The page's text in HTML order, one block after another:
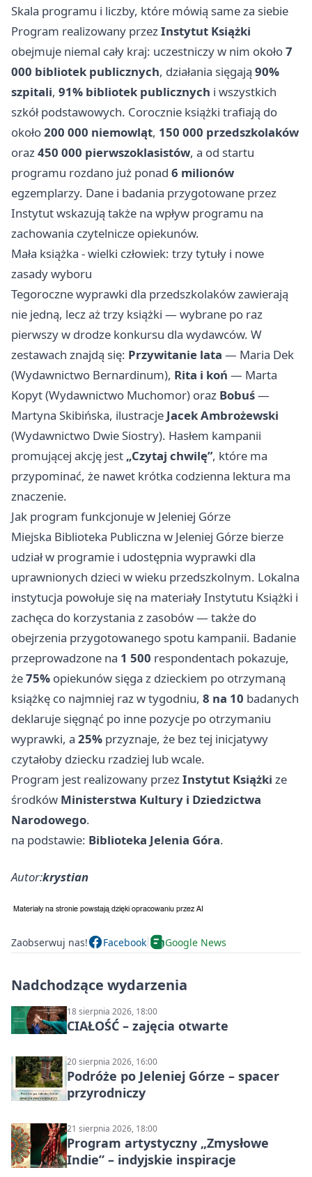
Skala programu i liczby, które mówią same za siebie
Program realizowany przezInstytut Książki
obejmuje niemal cały kraj: uczestniczy w nim około7
000 bibliotek publicznych, działania sięgają 90%
szpitali, 91% bibliotek publicznych i wszystkich
szkół podstawowych. Corocznie książki trafiają do
około200 000 niemowląt, 150 000 przedszkolaków
oraz450 000 pierwszoklasistów, a od startu
programu rozdano już ponad 6 milionów
egzemplarzy. Dane i badania przygotowane przez
Instytut wskazują także na wpływ programu na
zachowania czytelnicze opiekunów.
Mała książka - wielki człowiek: trzy tytuły i nowe
zasady wyboru
Tegoroczne wyprawki dla przedszkolaków zawierają
nie jedną, lecz aż trzy książki — wybrane po raz
pierwszy w drodze konkursu dla wydawców. W
zestawach znajdą się: Przywitanie lata — Maria Dek
(Wydawnictwo Bernardinum), Rita i koń — Marta
Kopyt (Wydawnictwo Muchomor) oraz Bobuś—
Martyna Skibińska, ilustracje Jacek Ambrożewski
(Wydawnictwo Dwie Siostry). Hasłem kampanii
promującej akcję jest „Czytaj chwilę”, które ma
przypominać, że nawet krótka codzienna lektura ma
znaczenie.
Jak program funkcjonuje w Jeleniej Górze
Miejska Biblioteka Publiczna w Jeleniej Górze bierze
udział w programie i udostępnia wyprawki dla
uprawnionych dzieci w wieku przedszkolnym. Lokalna
instytucja powołuje się na materiały Instytutu Książki i
zachęca do korzystania z zasobów — także do
obejrzenia przygotowanego spotu kampanii. Badanie
przeprowadzone na 1 500 respondentach pokazuje,
że75% opiekunów sięga z dzieckiem po otrzymaną
książkę co najmniej raz w tygodniu, 8 na 10 badanych
deklaruje sięgnąć po inne pozycje po otrzymaniu
wyprawki, a 25% przyznaje, że bez tej inicjatywy
czytałoby dziecku rzadziej lub wcale.
Program jest realizowany przezInstytut Książki ze
środków Ministerstwa Kultury i Dziedzictwa
Narodowego.
na podstawie: Biblioteka Jelenia Góra.
Autor:krystian
Zaobserwuj nas! Facebook Google News
Nadchodzące wydarzenia
18 sierpnia 2026, 18:00
CIAŁOŚĆ – zajęcia otwarte
20 sierpnia 2026, 16:00
Podróże po Jeleniej Górze – spacer
przyrodniczy
21 sierpnia 2026, 18:00
Program artystyczny „Zmysłowe
Indie” – indyjskie inspiracje